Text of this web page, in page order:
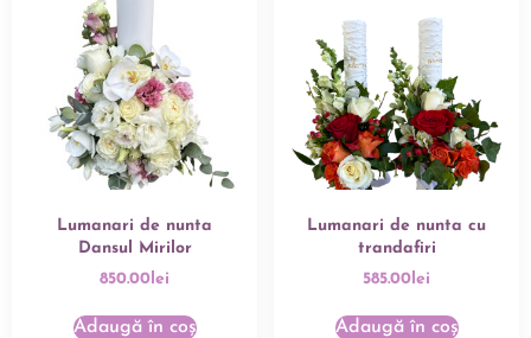
Lumanari de nunta
Dansul Mirilor
850.00 lei
Adaugă în coș
Lumanari de nunta cu
trandafiri
585.00 lei
Adaugă în coș